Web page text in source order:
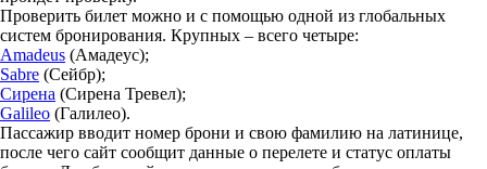
Проверить билет можно и с помощью одной из глобальных
систем бронирования. Крупных – всего четыре:
Amadeus (Амадеус);
Sabre (Сейбр);
Сирена (Сирена Тревел);
Galileo (Галилео).
Пассажир вводит номер брони и свою фамилию на латинице,
после чего сайт сообщит данные о перелете и статус оплаты